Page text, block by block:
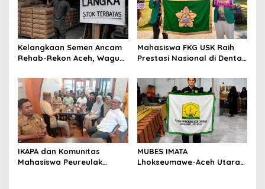
Kelangkaan Semen Ancam
Rehab-Rekon Aceh, Wagub
Mahasiswa FKG USK Raih
Prestasi Nasional di Dental
IKAPA dan Komunitas
Mahasiswa Peureulak
MUBES IMATA
Lhokseumawe-Aceh Utara